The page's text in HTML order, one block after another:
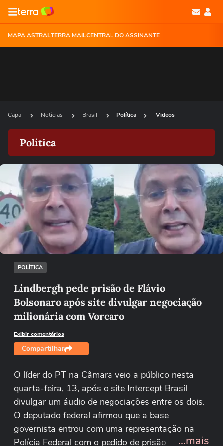
MAPA ASTRALTERRA MAILCENTRAL DO ASSINANTE
Capa Notícias Brasil Política Videos
Política
Ops!
Não foi possível reproduzir o vídeo
Tentar novamente
POLÍTICA
Lindbergh pede prisão de Flávio
Bolsonaro após site divulgar negociação
milionária com Vorcaro
Exibir comentários
Compartilhar
O líder do PT na Câmara veio a público nesta
quarta-feira, 13, após o site Intercept Brasil
divulgar um áudio de negociações entre os dois.
O deputado federal afirmou que a base
governista entrou com uma representação na
Polícia Federal com o pedido de prisão
...mais